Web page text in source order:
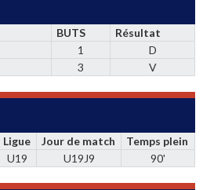
BUTS
Résultat
1
D
3 V
Ligue Jour de match
Temps plein
U19 U19J9 90'